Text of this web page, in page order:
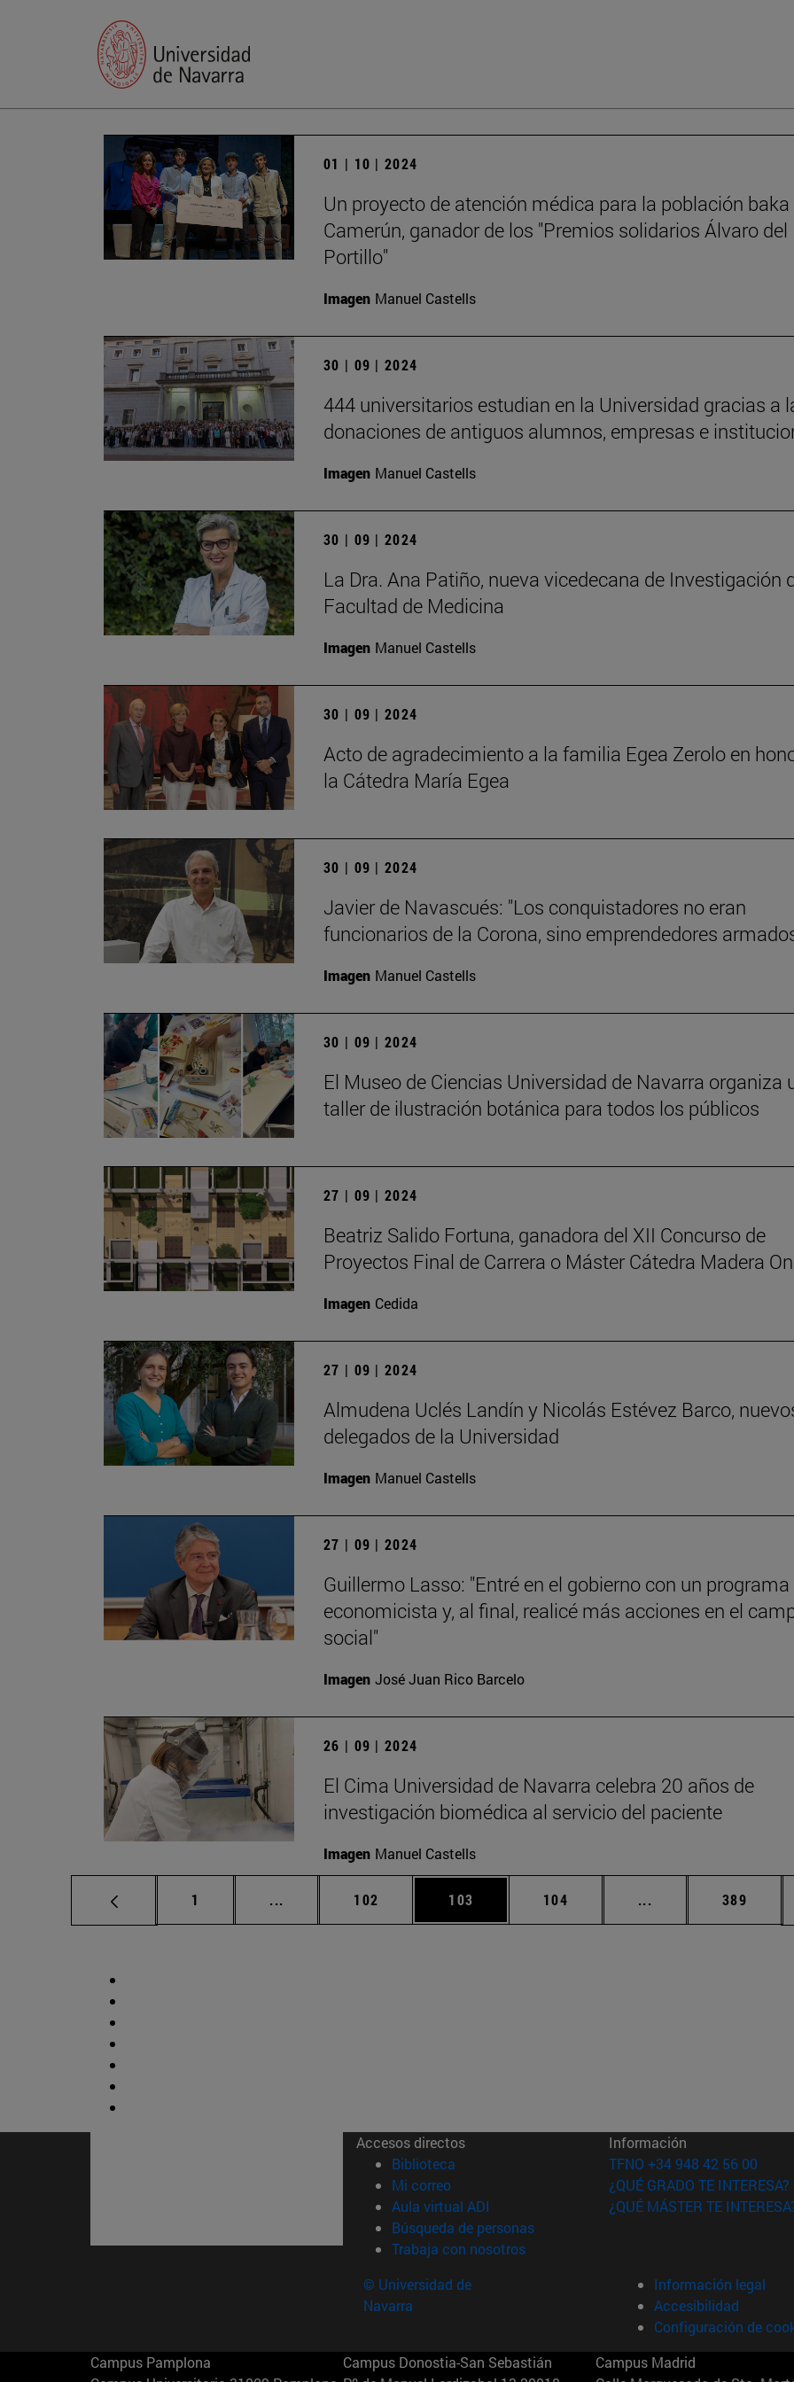
01 | 10 | 2024
Un proyecto de atención médica para la población baka
Camerún, ganador de los "Premios solidarios Álvaro del
Portillo"
Imagen Manuel Castells
30 | 09 | 2024
444 universitarios estudian en la Universidad gracias a
donaciones de antiguos alumnos, empresas e
Imagen Manuel Castells
30 | 09 | 2024
La Dra. Ana Patiño, nueva vicedecana de Investigación
Facultad de Medicina
Imagen Manuel Castells
30 | 09 | 2024
Acto de agradecimiento a la familia Egea Zerolo en
la Cátedra María Egea
30 | 09 | 2024
Javier de Navascués: "Los conquistadores no eran
funcionarios de la Corona, sino emprendedores
Imagen Manuel Castells
30 | 09 | 2024
El Museo de Ciencias Universidad de Navarra organiza
taller de ilustración botánica para todos los públicos
27 | 09 | 2024
Beatriz Salido Fortuna, ganadora del XII Concurso de
Proyectos Final de Carrera o Máster Cátedra Madera
Imagen Cedida
27 | 09 | 2024
Almudena Uclés Landín y Nicolás Estévez Barco,
delegados de la Universidad
Imagen Manuel Castells
27 | 09 | 2024
Guillermo Lasso: "Entré en el gobierno con un programa
economicista y, al final, realicé más acciones en el
social"
Imagen José Juan Rico Barcelo
26 | 09 | 2024
El Cima Universidad de Navarra celebra 20 años de
investigación biomédica al servicio del paciente
Imagen Manuel Castells
Página
1 ... Páginas intermedias Use TAB para desplazarse.
Página
102 Página
103 Página
104 ... Páginas intermedias
Página
389
Accesos directos
Biblioteca (abre en nueva ventana)
Mi correo(abre en nueva ventana)
Aula virtual ADI (abre en nueva ventana)
Búsqueda de personas(abre en nueva ventana)
Trabaja con nosotros(abre en nueva ventana)
Información
TFNO +34 948 42 56 00
¿QUÉ GRADO TE INTERESA?
¿QUÉ MÁSTER TE
© Universidad de
Navarra
Información legal
Accesibilidad
Configuración de
Campus Pamplona
Campus Donostia-San Sebastián
Campus Madrid